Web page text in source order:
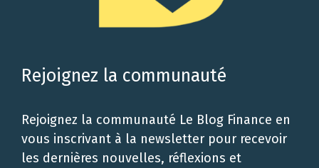
Rejoignez la communauté
Rejoignez la communauté Le Blog Finance en
vous inscrivant à la newsletter pour recevoir
les dernières nouvelles, réflexions et